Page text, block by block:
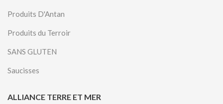
Produits D'Antan
Produits du Terroir
SANS GLUTEN
Saucisses
ALLIANCE TERRE ET MER